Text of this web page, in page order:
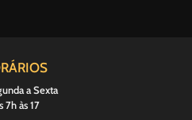
a Sexta
7h às 17